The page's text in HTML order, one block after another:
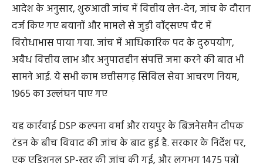
आदेश के अनुसार, शुरुआती जांच में वित्तीय लेन-देन, जांच के दौरान
दर्ज किए गए बयानों और मामले से जुड़ी वॉट्सएप चैट में
विरोधाभास पाया गया. जांच में आधिकारिक पद के दुरुपयोग,
अवैध वित्तीय लाभ और अनुपातहीन संपत्ति जमा करने की बात भी
सामने आई. ये सभी काम छत्तीसगढ़ सिविल सेवा आचरण नियम,
1965 का उल्लंघन पाए गए
यह कार्रवाई DSP कल्पना वर्मा और रायपुर के बिजनेसमैन दीपक
टंडन के बीच विवाद की जांच के बाद हुई है. सरकार के निर्देश पर,
एक एडिशनल SP-स्तर की जांच की गई, और लगभग 1475 पन्नों